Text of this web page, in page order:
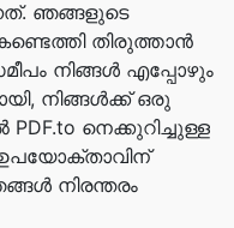
ഞങ്ങളുടെ
തിരുത്താൻ
നിങ്ങൾ എപ്പോഴും
നിങ്ങൾക്ക് ഒരു
നെക്കുറിച്ചുള്ള
ഉപയോക്താവിന്
നിരന്തരം